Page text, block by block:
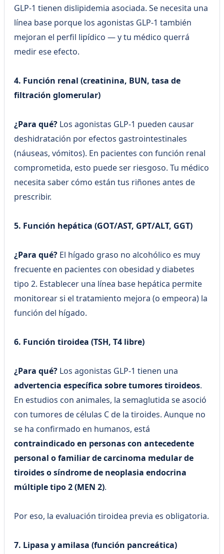
GLP-1 tienen dislipidemia asociada. Se necesita una
línea base porque los agonistas GLP-1 también
mejoran el perfil lipídico — y tu médico querrá
medir ese efecto.
4. Función renal (creatinina, BUN, tasa de
filtración glomerular)
¿Para qué? Los agonistas GLP-1 pueden causar
deshidratación por efectos gastrointestinales
(náuseas, vómitos). En pacientes con función renal
comprometida, esto puede ser riesgoso. Tu médico
necesita saber cómo están tus riñones antes de
prescribir.
5. Función hepática (GOT/AST, GPT/ALT, GGT)
¿Para qué? El hígado graso no alcohólico es muy
frecuente en pacientes con obesidad y diabetes
tipo 2. Establecer una línea base hepática permite
monitorear si el tratamiento mejora (o empeora) la
función del hígado.
6. Función tiroidea (TSH, T4 libre)
¿Para qué? Los agonistas GLP-1 tienen una
advertencia específica sobre tumores tiroideos.
En estudios con animales, la semaglutida se asoció
con tumores de células C de la tiroides. Aunque no
se ha confirmado en humanos, está
contraindicado en personas con antecedente
personal o familiar de carcinoma medular de
tiroides o síndrome de neoplasia endocrina
múltiple tipo 2 (MEN 2).
Por eso, la evaluación tiroidea previa es obligatoria.
7. Lipasa y amilasa (función pancreática)